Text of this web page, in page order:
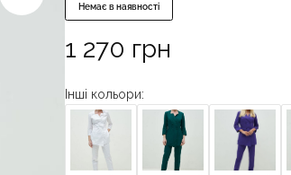
Немає в наявності
1 270 грн
Інші кольори: